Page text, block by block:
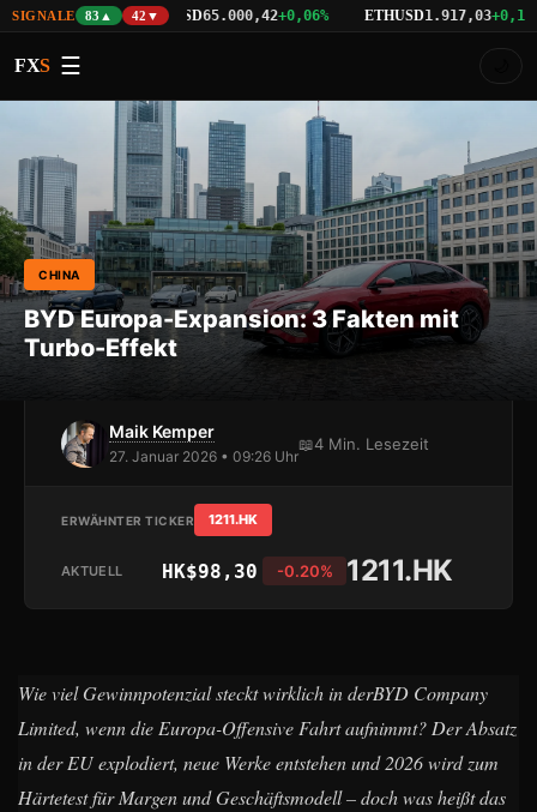
SIGNALE 83▲ 42▼
+0,50% BTCUSD 65.000,42+0,06% ETHUSD1.917,03+0,18%
FXS ☰
CHINA
BYD Europa-Expansion: 3 Fakten mit
Turbo-Effekt
Maik Kemper
27. Januar 2026 • 09:26 Uhr
📖4 Min. Lesezeit
ERWÄHNTER TICKER 1211.HK
AKTUELL HK$98,30 -0.20% 1211.HK
Wie viel Gewinnpotenzial steckt wirklich in derBYD Company
Limited, wenn die Europa-Offensive Fahrt aufnimmt? Der Absatz
in der EU explodiert, neue Werke entstehen und 2026 wird zum
Härtetest für Margen und Geschäftsmodell – doch was heißt das